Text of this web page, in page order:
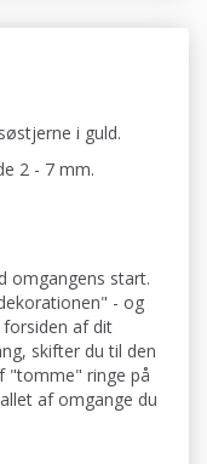
i guld.
2 - 7 mm.
omgangens start.
- og
af dit
skifter du til den
"tomme" ringe på
af omgange du